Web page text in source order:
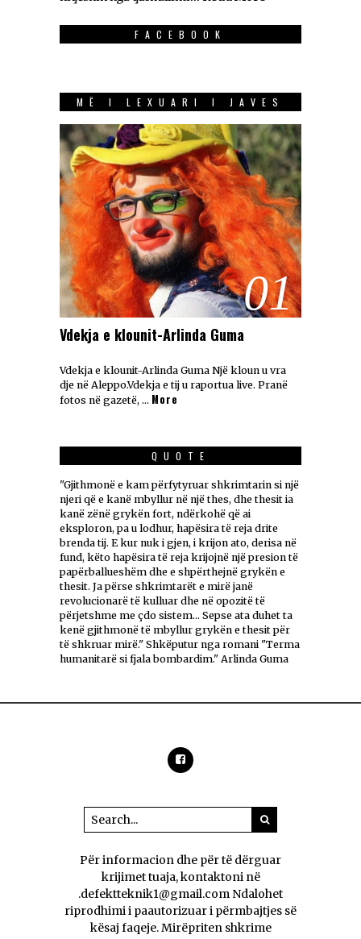
FACEBOOK
MË I LEXUARI I JAVES
01
Vdekja e klounit-Arlinda Guma
Vdekja e klounit-Arlinda Guma Një kloun u vra
dje në Aleppo.Vdekja e tij u raportua live. Pranë
fotos në gazetë, … More
QUOTE
"Gjithmonë e kam përfytyruar shkrimtarin si një
njeri që e kanë mbyllur në një thes, dhe thesit ia
kanë zënë grykën fort, ndërkohë që ai
eksploron, pa u lodhur, hapësira të reja drite
brenda tij. E kur nuk i gjen, i krijon ato, derisa në
fund, këto hapësira të reja krijojnë një presion të
papërballueshëm dhe e shpërthejnë grykën e
thesit. Ja përse shkrimtarët e mirë janë
revolucionarë të kulluar dhe në opozitë të
përjetshme me çdo sistem... Sepse ata duhet ta
kenë gjithmonë të mbyllur grykën e thesit për
të shkruar mirë." Shkëputur nga romani "Terma
humanitarë si fjala bombardim." Arlinda Guma
Për informacion dhe për të dërguar
krijimet tuaja, kontaktoni në
.defektteknik1@gmail.com Ndalohet
riprodhimi i paautorizuar i përmbajtjes së
kësaj faqeje. Mirëpriten shkrime